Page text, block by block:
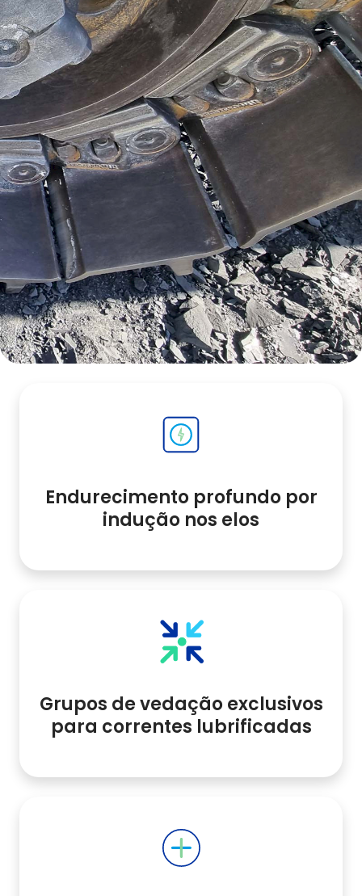
Endurecimento profundo por
indução nos elos
Grupos de vedação exclusivos
para correntes lubrificadas